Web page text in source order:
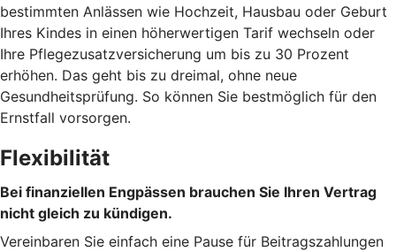
bestimmten Anlässen wie Hochzeit, Hausbau oder Geburt
Ihres Kindes in einen höherwertigen Tarif wechseln oder
Ihre Pflegezusatzversicherung um bis zu 30 Prozent
erhöhen. Das geht bis zu dreimal, ohne neue
Gesundheitsprüfung. So können Sie bestmöglich für den
Ernstfall vorsorgen.
Flexibilität
Bei finanziellen Engpässen brauchen Sie Ihren Vertrag
nicht gleich zu kündigen.
Vereinbaren Sie einfach eine Pause für Beitragszahlungen